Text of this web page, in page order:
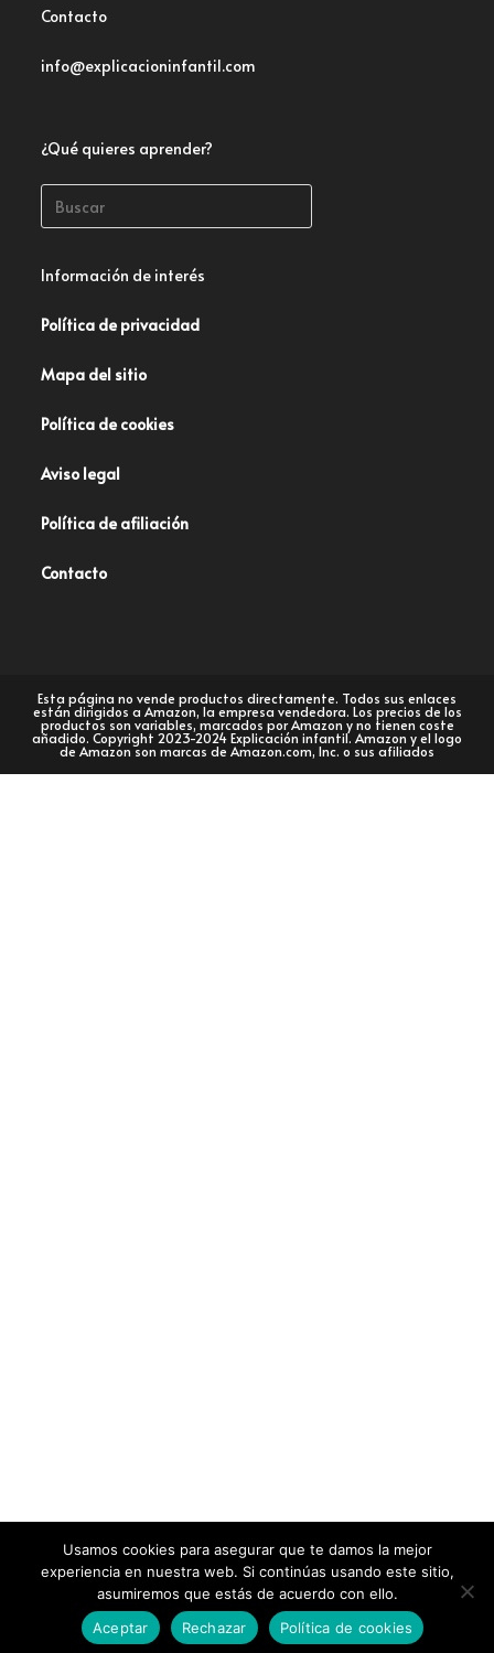
Contacto
info@explicacioninfantil.com
¿Qué quieres aprender?
Información de interés
Política de privacidad
Mapa del sitio
Política de cookies
Aviso legal
Política de afiliación
Contacto
Esta página no vende productos directamente. Todos sus enlaces
están dirigidos a Amazon, la empresa vendedora. Los precios de los
productos son variables, marcados por Amazon y no tienen coste
añadido. Copyright 2023-2024 Explicación infantil. Amazon y el logo
de Amazon son marcas de Amazon.com, Inc. o sus afiliados
Usamos cookies para asegurar que te damos la mejor
experiencia en nuestra web. Si continúas usando este sitio,
asumiremos que estás de acuerdo con ello.
Aceptar
Rechazar Política de cookies